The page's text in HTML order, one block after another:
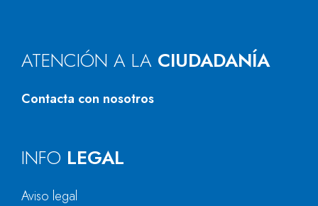
ATENCIÓN A LA CIUDADANÍA
Contacta con nosotros
INFO LEGAL
Aviso legal